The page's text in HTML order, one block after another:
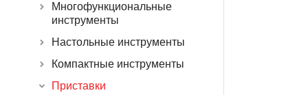
Многофункциональные
инструменты
Настольные инструменты
Компактные инструменты
Приставки